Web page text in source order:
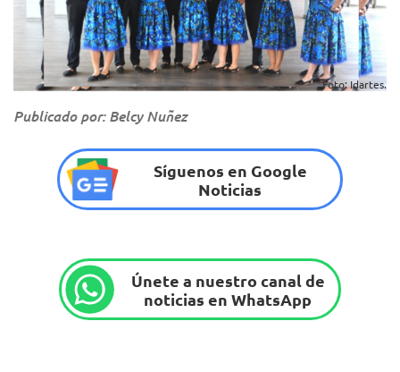
Foto: Idartes.
Publicado por: Belcy Nuñez
Síguenos en Google
Noticias
Únete a nuestro canal de
noticias en WhatsApp